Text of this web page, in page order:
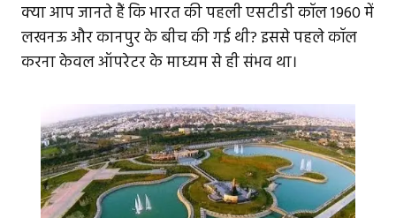
क्या आप जानते हैं कि भारत की पहली एसटीडी कॉल 1960 में
लखनऊ और कानपुर के बीच की गई थी? इससे पहले कॉल
करना केवल ऑपरेटर के माध्यम से ही संभव था।